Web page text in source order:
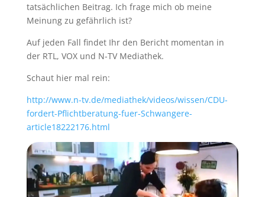
tatsächlichen Beitrag. Ich frage mich ob meine
Meinung zu gefährlich ist?
Auf jeden Fall findet Ihr den Bericht momentan in
der RTL, VOX und N-TV Mediathek.
Schaut hier mal rein:
http://www.n-tv.de/mediathek/videos/wissen/CDU-
fordert-Pflichtberatung-fuer-Schwangere-
article18222176.html